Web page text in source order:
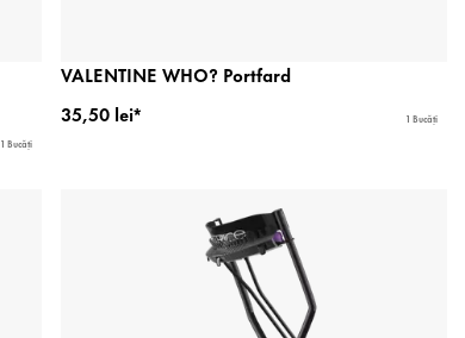
1 Bucăți
VALENTINE WHO? Portfard
35,50 lei*
1 Bucăți